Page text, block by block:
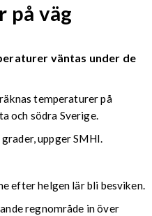
på väg
väntas under de
temperaturer på
och södra Sverige.
uppger SMHI.
efter helgen lär bli besviken.
regnområde in över